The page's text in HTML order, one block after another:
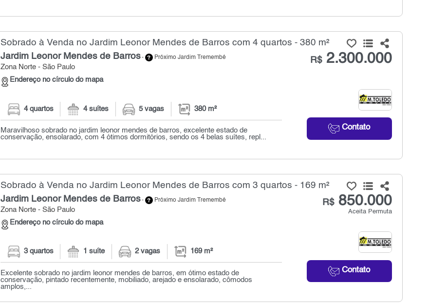
Sobrado à Venda no Jardim Leonor Mendes de Barros com 4 quartos - 380 m²
Jardim Leonor Mendes de Barros- Próximo Jardim Tremembé
Zona Norte - São Paulo
Endereço no círculo do mapa
R$2.300.000
Contato
4 quartos 4 suítes 5 vagas 380 m²
Maravilhoso sobrado no jardim leonor mendes de barros, excelente estado de
conservação, ensolarado, com 4 ótimos dormitórios, sendo os 4 belas suítes, repl...
Sobrado à Venda no Jardim Leonor Mendes de Barros com 3 quartos - 169 m²
Jardim Leonor Mendes de Barros- Próximo Jardim Tremembé
Zona Norte - São Paulo
Endereço no círculo do mapa
R$850.000
Aceita Permuta
Contato
3 quartos 1 suíte 2 vagas 169 m²
Excelente sobrado no jardim leonor mendes de barros, em ótimo estado de
conservação, pintado recentemente, mobiliado, arejado e ensolarado, cômodos
amplos,...